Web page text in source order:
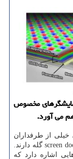
مخصوص
می آورد.
از طرفداران
های واقعیت مجازی از مشکلی به نام screen door گله دارند.
اشاره دارد که